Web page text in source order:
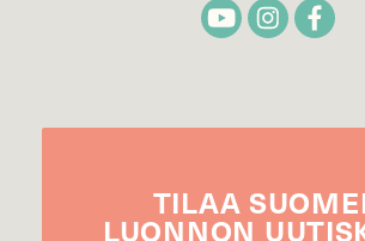
TILAA
LUONNON